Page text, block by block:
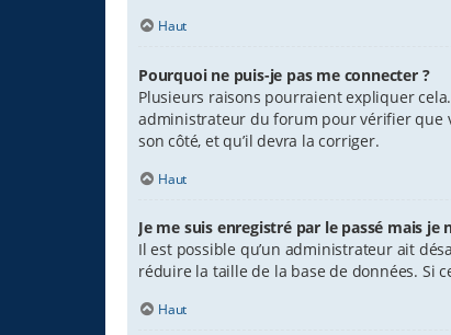
Haut
Pourquoi ne puis-je pas me connecter ?
Plusieurs raisons pourraient expliquer
administrateur du forum pour vérifier que
son côté, et qu’il devra la corriger.
Haut
Je me suis enregistré par le passé mais je
Il est possible qu’un administrateur ait
réduire la taille de la base de données. Si
Haut